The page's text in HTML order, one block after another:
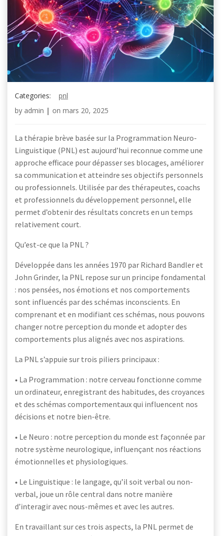
Categories:
pnl
by admin | on mars 20, 2025
La thérapie brève basée sur la Programmation Neuro-
Linguistique (PNL) est aujourd’hui reconnue comme une
approche efficace pour dépasser ses blocages, améliorer
sa communication et atteindre ses objectifs personnels
ou professionnels. Utilisée par des thérapeutes, coachs
et professionnels du développement personnel, elle
permet d’obtenir des résultats concrets en un temps
relativement court.
Qu’est-ce que la PNL ?
Développée dans les années 1970 par Richard Bandler et
John Grinder, la PNL repose sur un principe fondamental
: nos pensées, nos émotions et nos comportements
sont influencés par des schémas inconscients. En
comprenant et en modifiant ces schémas, nous pouvons
changer notre perception du monde et adopter des
comportements plus alignés avec nos aspirations.
La PNL s’appuie sur trois piliers principaux :
• La Programmation : notre cerveau fonctionne comme
un ordinateur, enregistrant des habitudes, des croyances
et des schémas comportementaux qui influencent nos
décisions et notre bien-être.
• Le Neuro : notre perception du monde est façonnée par
notre système neurologique, influençant nos réactions
émotionnelles et physiologiques.
• Le Linguistique : le langage, qu’il soit verbal ou non-
verbal, joue un rôle central dans notre manière
d’interagir avec nous-mêmes et avec les autres.
En travaillant sur ces trois aspects, la PNL permet de